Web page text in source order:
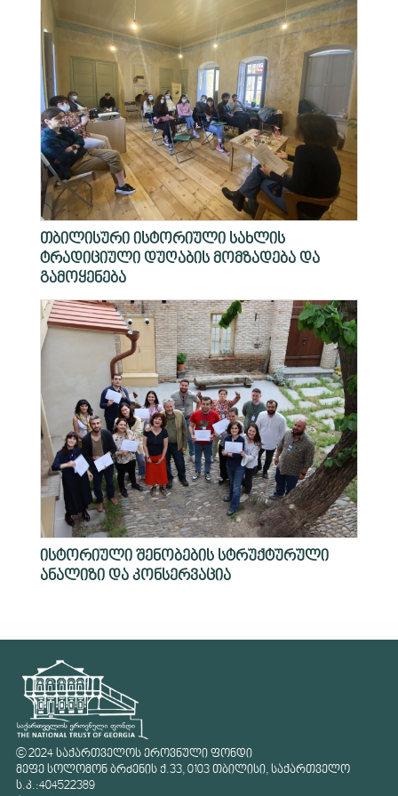
თბილისური ისტორიული სახლის
ტრადიციული დუღაბის მომზადება და
გამოყენება
ისტორიული შენობების სტრუქტურული
ანალიზი და კონსერვაცია
© 2024 საქართველოს ეროვნული ფონდი
მეფე სოლომონ ბრძენის ქ.33, 0103 თბილისი, საქართველო
ს.კ.:404522389